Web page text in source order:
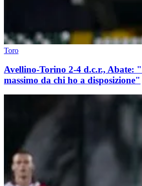
Toro
Avellino-Torino 2-4 d.c.r., Abate:
massimo da chi ho a disposizione"